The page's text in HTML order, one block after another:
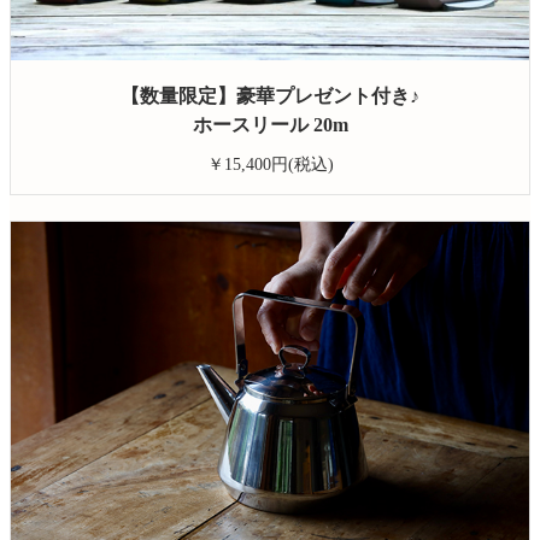
【数量限定】豪華プレゼント付き♪
ホースリール 20m
￥15,400円(税込)